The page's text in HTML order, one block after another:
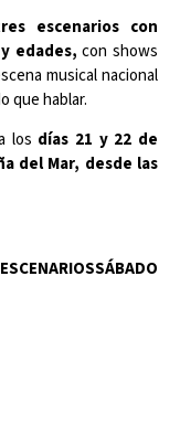
escenarios con
edades, con shows
musical nacional
que hablar.
los días 21 y 22 de
del Mar, desde las
SÁBADO